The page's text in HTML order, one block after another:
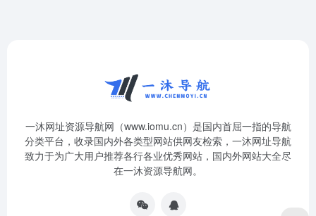
一沐网址资源导航网（www.iomu.cn）是国内首屈一指的导航
分类平台，收录国内外各类型网站供网友检索，一沐网址导航
致力于为广大用户推荐各行各业优秀网站，国内外网站大全尽
在一沐资源导航网。